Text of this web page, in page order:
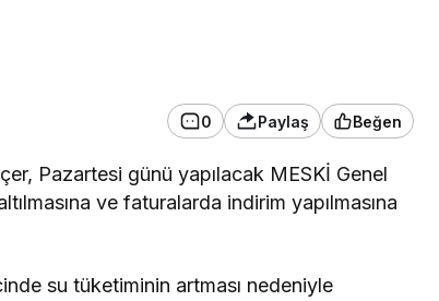
0 Paylaş Beğen
Pazartesi günü yapılacak MESKİ Genel
ve faturalarda indirim yapılmasına
su tüketiminin artması nedeniyle